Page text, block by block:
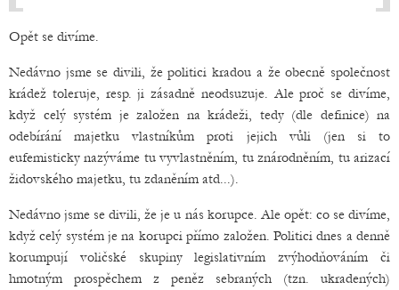
Opět se divíme.
Nedávno jsme se divili, že politici kradou a že obecně společnost
krádež toleruje, resp. ji zásadně neodsuzuje. Ale proč se divíme,
když celý systém je založen na krádeži, tedy (dle definice) na
odebírání majetku vlastníkům proti jejich vůli (jen si to
eufemisticky nazýváme tu vyvlastněním, tu znárodněním, tu arizací
židovského majetku, tu zdaněním atd...).
Nedávno jsme se divili, že je u nás korupce. Ale opět: co se divíme,
když celý systém je na korupci přímo založen. Politici dnes a denně
korumpují voličské skupiny legislativním zvýhodňováním či
hmotným prospěchem z peněz sebraných (tzn. ukradených)